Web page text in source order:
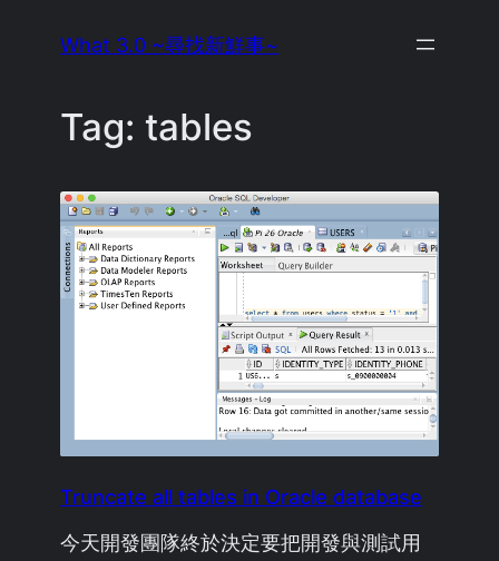
What 3.0 ~尋找新鮮事~
Tag: tables
Truncate all tables in Oracle database
今天開發團隊終於決定要把開發與測試用